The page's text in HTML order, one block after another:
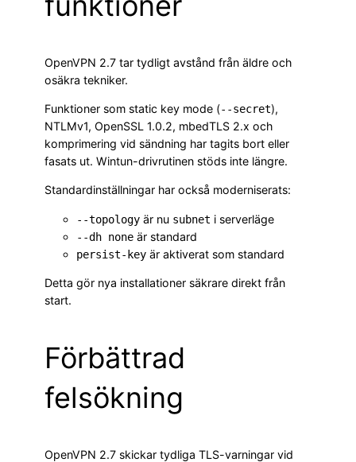
OpenVPN 2.7 tar tydligt avstånd från äldre och
osäkra tekniker.
Funktioner som static key mode (--secret),
NTLMv1, OpenSSL 1.0.2, mbedTLS 2.x och
komprimering vid sändning har tagits bort eller
fasats ut. Wintun-drivrutinen stöds inte längre.
Standardinställningar har också moderniserats:
--topology är nu subnet i serverläge
--dh none är standard
persist-key är aktiverat som standard
Detta gör nya installationer säkrare direkt från
start.
Förbättrad
felsökning
OpenVPN 2.7 skickar tydliga TLS-varningar vid